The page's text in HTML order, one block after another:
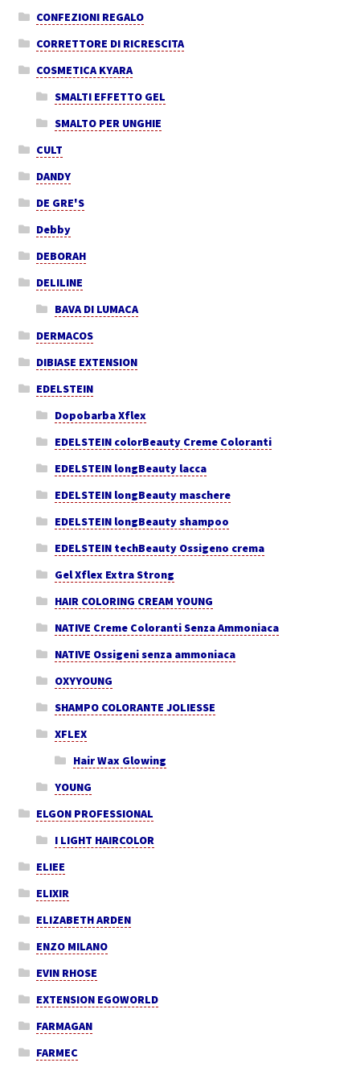
CONFEZIONI REGALO
CORRETTORE DI RICRESCITA
COSMETICA KYARA
SMALTI EFFETTO GEL
SMALTO PER UNGHIE
CULT
DANDY
DE GRE'S
Debby
DEBORAH
DELILINE
BAVA DI LUMACA
DERMACOS
DIBIASE EXTENSION
EDELSTEIN
Dopobarba Xflex
EDELSTEIN colorBeauty Creme Coloranti
EDELSTEIN longBeauty lacca
EDELSTEIN longBeauty maschere
EDELSTEIN longBeauty shampoo
EDELSTEIN techBeauty Ossigeno crema
Gel Xflex Extra Strong
HAIR COLORING CREAM YOUNG
NATIVE Creme Coloranti Senza Ammoniaca
NATIVE Ossigeni senza ammoniaca
OXYYOUNG
SHAMPO COLORANTE JOLIESSE
XFLEX
Hair Wax Glowing
YOUNG
ELGON PROFESSIONAL
I LIGHT HAIRCOLOR
ELIEE
ELIXIR
ELIZABETH ARDEN
ENZO MILANO
EVIN RHOSE
EXTENSION EGOWORLD
FARMAGAN
FARMEC